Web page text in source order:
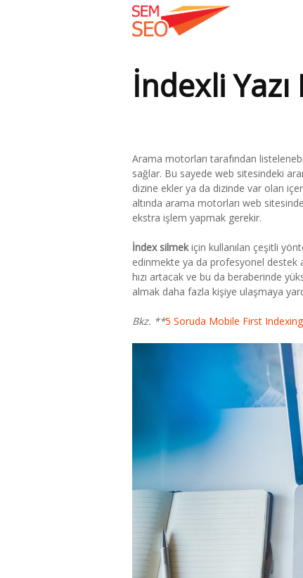
İndexli Yazı
Arama motorları tarafından
sağlar. Bu sayede web sitesindeki
dizine ekler ya da dizinde var olan
altında arama motorları web
ekstra işlem yapmak gerekir.
İndex silmekiçin kullanılan çeşitli
edinmekte ya da profesyonel destek
hızı artacak ve bu da beraberinde
almak daha fazla kişiye ulaşmaya
Bkz. **5 Soruda Mobile First